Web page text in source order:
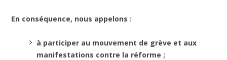
En conséquence, nous appelons :
à participer au mouvement de grève et aux
manifestations contre la réforme ;